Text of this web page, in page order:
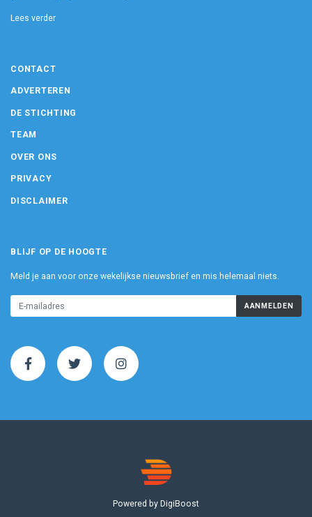
Lees verder
CONTACT
ADVERTEREN
DE STICHTING
TEAM
OVER ONS
PRIVACY
DISCLAIMER
BLIJF OP DE HOOGTE
Meld je aan voor onze wekelijkse nieuwsbrief en mis helemaal niets.
AANMELDEN
Powered by DigiBoost